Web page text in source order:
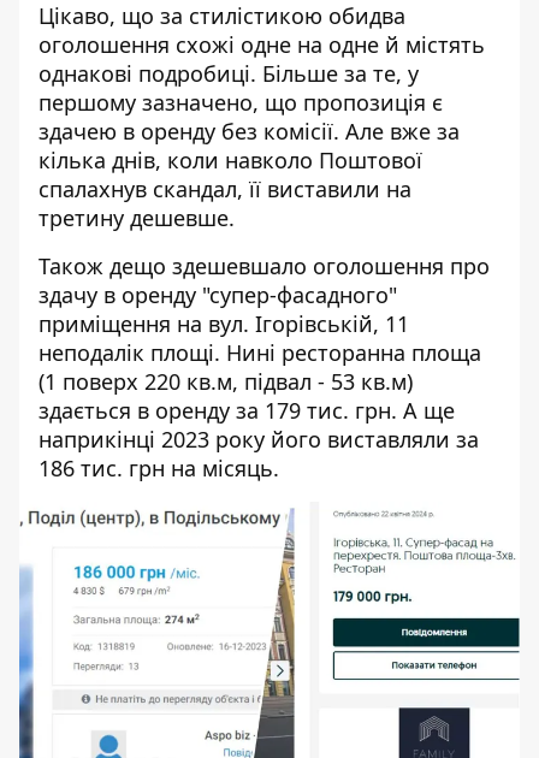
Цікаво, що за стилістикою обидва
оголошення схожі одне на одне й містять
однакові подробиці. Більше за те, у
першому зазначено, що пропозиція є
здачею в оренду без комісії. Але вже за
кілька днів, коли навколо Поштової
спалахнув скандал, її виставили на
третину дешевше.
Також дещо здешевшало оголошення про
здачу в оренду "супер-фасадного"
приміщення на вул. Ігорівській, 11
неподалік площі. Нині ресторанна площа
(1 поверх 220 кв.м, підвал - 53 кв.м)
здається в оренду за 179 тис. грн. А ще
наприкінці 2023 року його виставляли за
186 тис. грн на місяць.